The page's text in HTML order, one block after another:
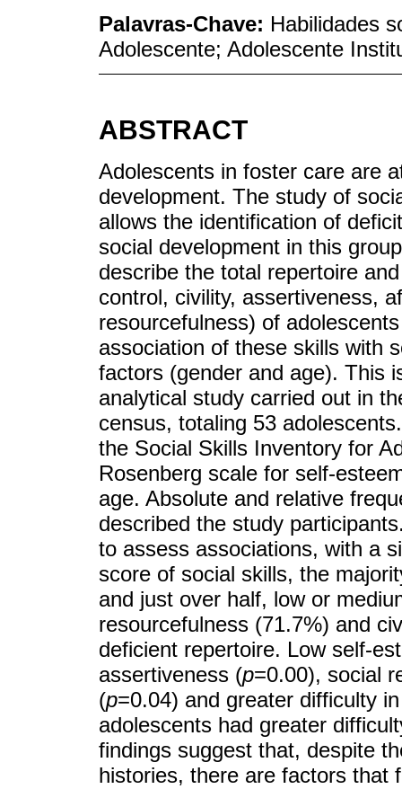
Palavras-Chave: Habilidades
Adolescente; Adolescente
ABSTRACT
Adolescents in foster care are
development. The study of
allows the identification of
social development in this
describe the total repertoire
control, civility, assertiveness,
resourcefulness) of
association of these skills with
factors (gender and age). This
analytical study carried out in
census, totaling 53
the Social Skills Inventory for
Rosenberg scale for self-
age. Absolute and relative
described the study
to assess associations, with a
score of social skills, the
and just over half, low or
resourcefulness (71.7%) and
deficient repertoire. Low self-
assertiveness (p=0.00), social
(p=0.04) and greater difficulty
adolescents had greater
findings suggest that, despite
histories, there are factors that